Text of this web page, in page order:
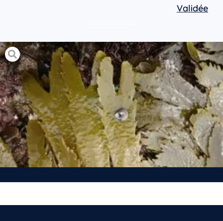
Validée